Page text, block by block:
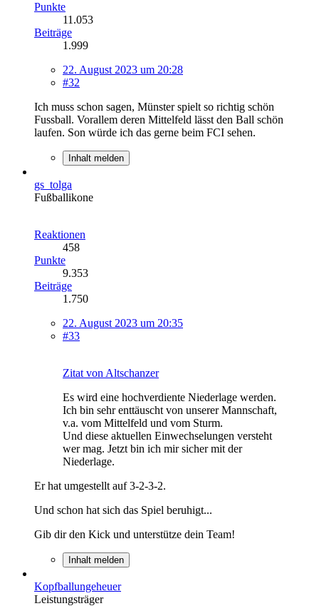
Punkte
11.053
Beiträge
1.999
22. August 2023 um 20:28
#32
Ich muss schon sagen, Münster spielt so richtig schön
Fussball. Vorallem deren Mittelfeld lässt den Ball schön
laufen. Son würde ich das gerne beim FCI sehen.
Inhalt melden
gs_tolga
Fußballikone
Reaktionen
458
Punkte
9.353
Beiträge
1.750
22. August 2023 um 20:35
#33
Zitat von Altschanzer
Es wird eine hochverdiente Niederlage werden.
Ich bin sehr enttäuscht von unserer Mannschaft,
v.a. vom Mittelfeld und vom Sturm.
Und diese aktuellen Einwechselungen versteht
wer mag. Jetzt bin ich mir sicher mit der
Niederlage.
Er hat umgestellt auf 3-2-3-2.
Und schon hat sich das Spiel beruhigt...
Gib dir den Kick und unterstütze dein Team!
Inhalt melden
Kopfballungeheuer
Leistungsträger